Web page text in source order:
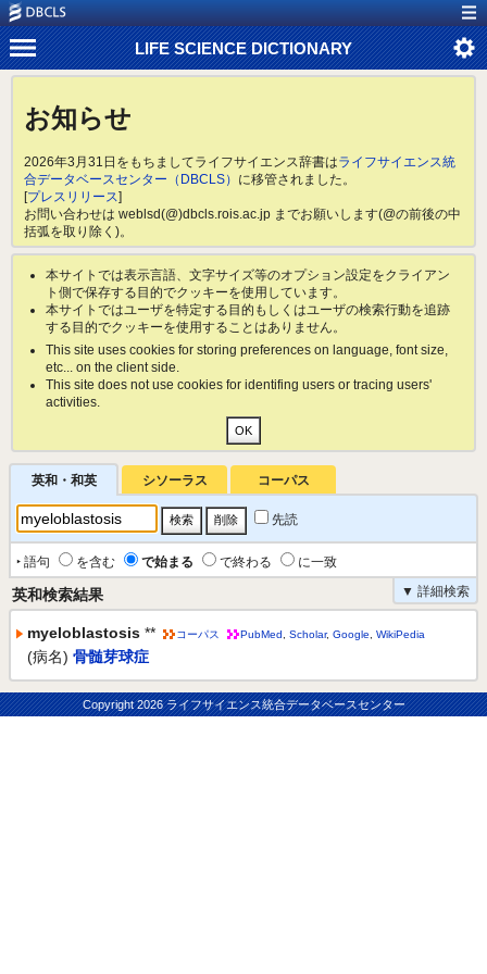
LIFE SCIENCE DICTIONARY
お知らせ
2026年3月31日をもちましてライフサイエンス辞書はライフサイエンス統
合データベースセンター（DBCLS） に移管されました。
[プレスリリース]
お問い合わせは weblsd(@)dbcls.rois.ac.jp までお願いします(@の前後の中
括弧を取り除く)。
本サイトでは表示言語、文字サイズ等のオプション設定をクライアン
ト側で保存する目的でクッキーを使用しています。
本サイトではユーザを特定する目的もしくはユーザの検索行動を追跡
する目的でクッキーを使用することはありません。
This site uses cookies for storing preferences on language, font size,
etc... on the client side.
This site does not use cookies for identifing users or tracing users'
activities.
英和・和英 シソーラス コーパス
先読
‣ 語句 を含む で始まる で終わる
に一致
▼ 詳細検索
英和検索結果
myeloblastosis ** コーパス PubMed Scholar, Google WikiPedia
(病名) 骨髄芽球症
Copyright2026 ライフサイエンス統合データベースセンター